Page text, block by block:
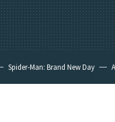
Spider-Man: Brand New Day